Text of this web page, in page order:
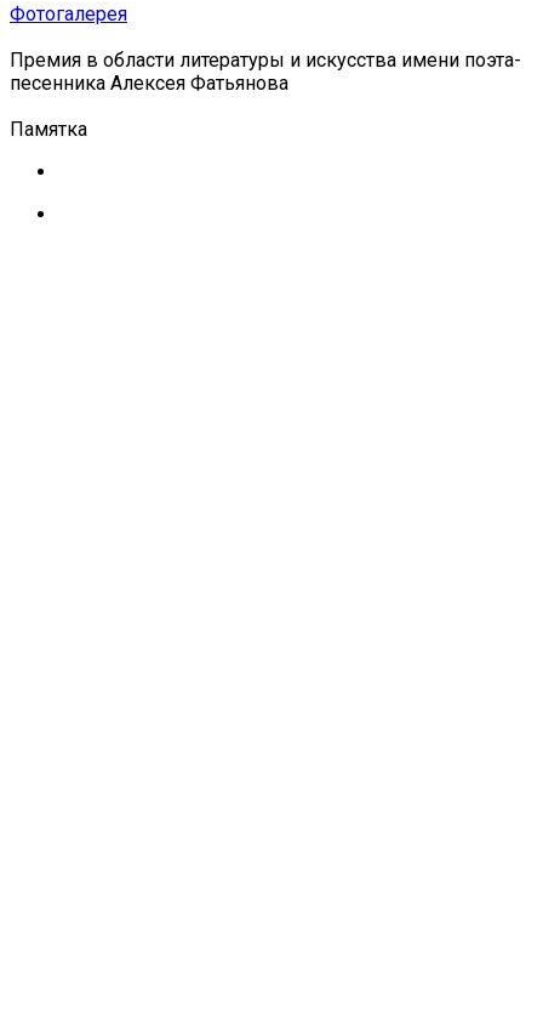
Фотогалерея
Премия в области литературы и искусства имени поэта-
песенника Алексея Фатьянова
Памятка